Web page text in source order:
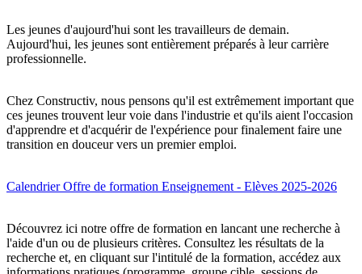
Les jeunes d'aujourd'hui sont les travailleurs de demain.
Aujourd'hui, les jeunes sont entièrement préparés à leur carrière
professionnelle.
Chez Constructiv, nous pensons qu'il est extrêmement important que
ces jeunes trouvent leur voie dans l'industrie et qu'ils aient l'occasion
d'apprendre et d'acquérir de l'expérience pour finalement faire une
transition en douceur vers un premier emploi.
Calendrier Offre de formation Enseignement - Elèves 2025-2026
Découvrez ici notre offre de formation en lancant une recherche à
l'aide d'un ou de plusieurs critères. Consultez les résultats de la
recherche et, en cliquant sur l'intitulé de la formation, accédez aux